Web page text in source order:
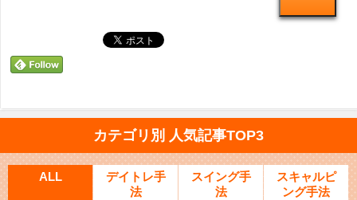
カテゴリ別 人気記事TOP3
ALL
デイトレ手
法
スイング手
法
スキャルピ
ング手法